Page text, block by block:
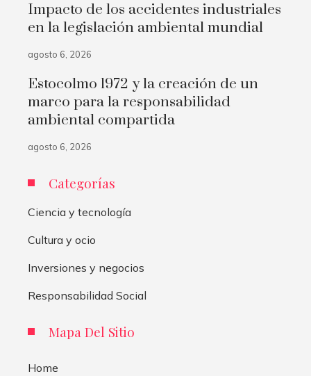
Impacto de los accidentes industriales
en la legislación ambiental mundial
agosto 6, 2026
Estocolmo 1972 y la creación de un
marco para la responsabilidad
ambiental compartida
agosto 6, 2026
Categorías
Ciencia y tecnología
Cultura y ocio
Inversiones y negocios
Responsabilidad Social
Mapa Del Sitio
Home